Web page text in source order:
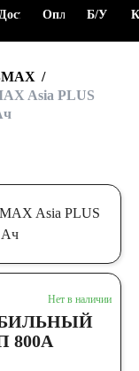
Оплата Б/У
Asia PLUS
Нет в наличии
800A